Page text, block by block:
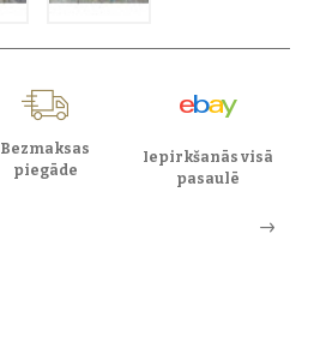
Bezmaksas
piegāde
Iepirkšanās visā
pasaulē